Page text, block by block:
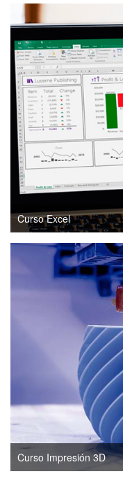
Curso Excel
Curso Impresión 3D